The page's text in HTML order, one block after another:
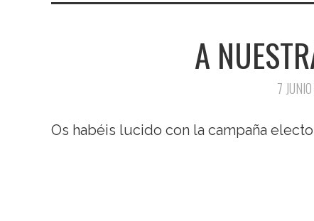
A
7
Os habéis lucido con la campaña